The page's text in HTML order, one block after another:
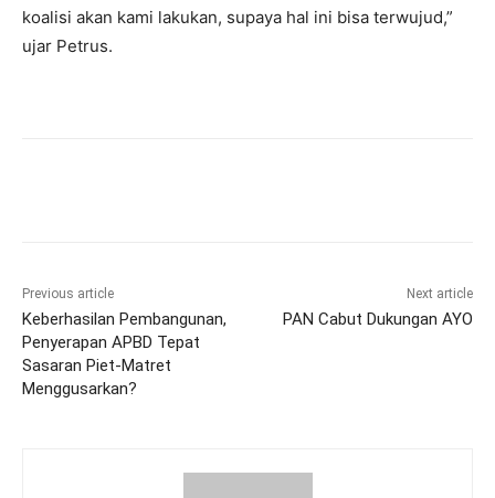
koalisi akan kami lakukan, supaya hal ini bisa terwujud,”
ujar Petrus.
Previous article
Keberhasilan Pembangunan,
Penyerapan APBD Tepat
Sasaran Piet-Matret
Menggusarkan?
Next article
PAN Cabut Dukungan AYO